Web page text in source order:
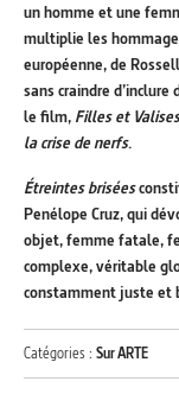
un homme et une
multiplie les
européenne, de
sans craindre
le film, Filles et Valises
la crise de nerfs.
Étreintes brisées
Penélope Cruz, qui
objet, femme fatale,
complexe, véritable
constamment juste et
Catégories : Sur ARTE